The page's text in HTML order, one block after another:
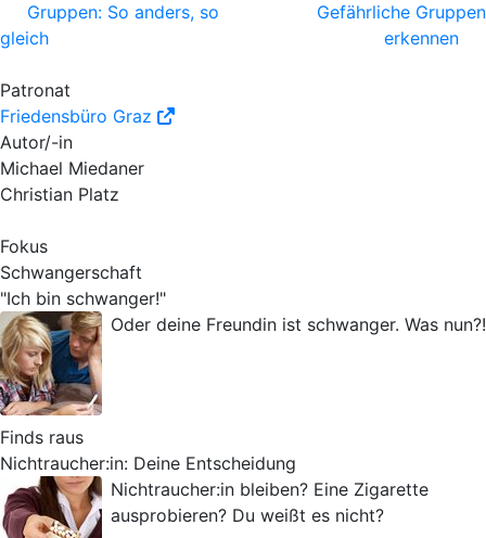
Gruppen: So anders, so
gleich
Gefährliche Gruppen
erkennen
Patronat
Friedensbüro Graz
Autor/-in
Michael Miedaner
Christian Platz
Fokus
Schwangerschaft
"Ich bin schwanger!"
Oder deine Freundin ist schwanger. Was nun?!
Finds raus
Nichtraucher:in: Deine Entscheidung
Nichtraucher:in bleiben? Eine Zigarette
ausprobieren? Du weißt es nicht?